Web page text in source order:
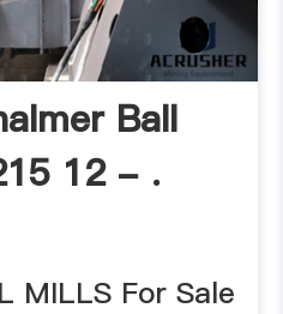
Ball
12 - .
MILLS For Sale